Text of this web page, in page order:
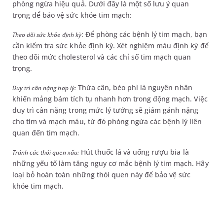
phòng ngừa hiệu quả. Dưới đây là một số lưu ý quan
trọng để bảo vệ sức khỏe tim mạch:
Theo dõi sức khỏe định kỳ: Để phòng các bệnh lý tim mạch, bạn
cần kiểm tra sức khỏe định kỳ. Xét nghiệm máu định kỳ để
theo dõi mức cholesterol và các chỉ số tim mạch quan
trọng.
Duy trì cân nặng hợp lý:Thừa cân, béo phì là nguyên nhân
khiến mảng bám tích tụ nhanh hơn trong động mạch. Việc
duy trì cân nặng trong mức lý tưởng sẽ giảm gánh nặng
cho tim và mạch máu, từ đó phòng ngừa các bệnh lý liên
quan đến tim mạch.
Tránh các thói quen xấu:Hút thuốc lá và uống rượu bia là
những yếu tố làm tăng nguy cơ mắc bệnh lý tim mạch. Hãy
loại bỏ hoàn toàn những thói quen này để bảo vệ sức
khỏe tim mạch.